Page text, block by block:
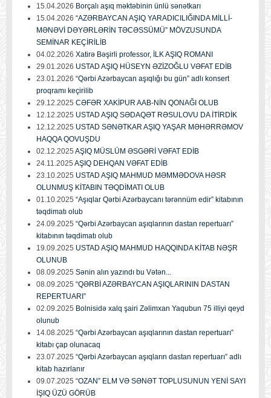
15.04.2026 Borçalı aşıq məktəbinin ünlü sənətkarı
15.04.2026 “AZƏRBAYCAN AŞIQ YARADICILIĞINDA MİLLİ-
MƏNƏVİ DƏYƏRLƏRİN TƏCƏSSÜMÜ” MÖVZUSUNDA
SEMİNAR KEÇİRİLİB
04.02.2026 Xatirə Bəşirli professor, İLK AŞIQ ROMANI
29.01.2026 USTAD AŞIQ HÜSEYN ƏZİZOĞLU VƏFAT EDİB
23.01.2026 “Qərbi Azərbaycan aşıqlığı bu gün” adlı konsert
proqramı keçirilib
29.12.2025 CƏFƏR XAKİPUR AAB-NİN QONAĞI OLUB
12.12.2025 USTAD AŞIQ SƏDAQƏT RƏSULOVU DA İTİRDİK
12.12.2025 USTAD SƏNƏTKAR AŞIQ YAŞAR MƏHƏRRƏMOV
HAQQA QOVUŞDU
02.12.2025 AŞIQ MÜSLÜM ƏSGƏRİ VƏFAT EDİB
24.11.2025 AŞIQ DEHQAN VƏFAT EDİB
23.10.2025 USTAD AŞIQ MAHMUD MƏMMƏDOVA HƏSR
OLUNMUŞ KİTABIN TƏQDİMATI OLUB
01.10.2025 “Aşıqlar Qərbi Azərbaycanı tərənnüm edir” kitabının
təqdimatı olub
24.09.2025 “Qərbi Azərbaycan aşıqlarının dastan repertuarı”
kitabının təqdimatı olub
19.09.2025 USTAD AŞIQ MAHMUD HAQQINDA KİTAB NƏŞR
OLUNUB
08.09.2025 Sənin alın yazındı bu Vətən...
08.09.2025 “QƏRBİ AZƏRBAYCAN AŞIQLARININ DASTAN
REPERTUARI”
02.09.2025 Bolnisidə xalq şairi Zəlimxan Yaqubun 75 illiyi qeyd
olunub
14.08.2025 “Qərbi Azərbaycan aşıqlarının dastan repertuarı”
kitabı çap olunacaq
23.07.2025 “Qərbi Azərbaycan aşıqların dastan repertuarı” adlı
kitab hazırlanır
09.07.2025 “OZAN” ELM VƏ SƏNƏT TOPLUSUNUN YENİ SAYI
İŞIQ ÜZÜ GÖRÜB